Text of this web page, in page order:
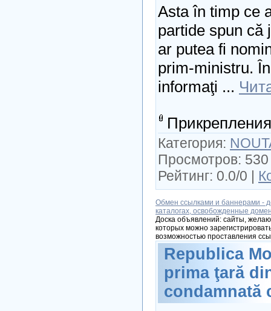
Asta în timp ce
partide spun că
ar putea fi
prim-ministru.
informaţi ...
Категория:
Просмотров:
Рейтинг: 0.0/0 |
Обмен ссылками и баннерами -
каталогах, освобожденные
Доска объявлений: сайты,
которых можно
возможностью проставления
Republica
prima ţară
condamnată